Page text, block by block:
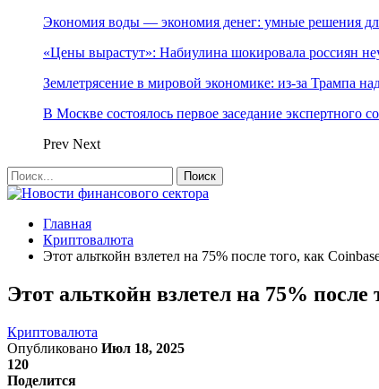
Экономия воды — экономия денег: умные решения
«Цены вырастут»: Набиулина шокировала россиян
Землетрясение в мировой экономике: из-за Трампа
В Москве состоялось первое заседание экспертного
Prev Next
Главная
Криптовалюта
Этот альткойн взлетел на 75% после того, как
Этот альткойн взлетел на 75%
Криптовалюта
Опубликовано Июл 18, 2025
120
Поделится